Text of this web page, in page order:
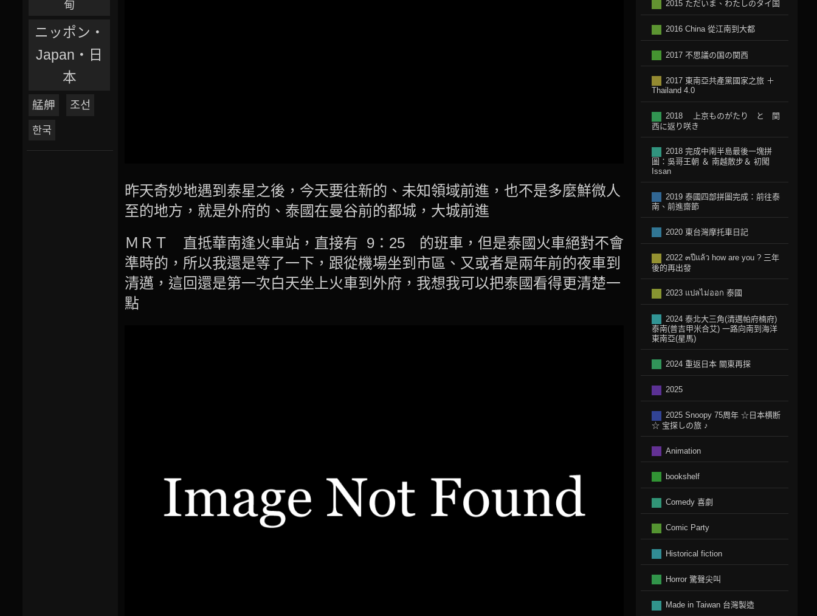
昨天奇妙地遇到泰星之後，今天要往新的、未知領域前進，也不是多麼鮮微人
至的地方，就是外府的、泰國在曼谷前的都城，大城前進
ＭＲＴ 直抵華南逢火車站，直接有 9：25 的班車，但是泰國火車絕對不會
準時的，所以我還是等了一下，跟從機場坐到市區、又或者是兩年前的夜車到
清邁，這回還是第一次白天坐上火車到外府，我想我可以把泰國看得更清楚一
點
2015 ただいま、わたしのタイ国
2016 China 從江南到大都
2017 不思議の国の関西
2017 東南亞共產黨國家之旅 ＋
Thailand 4.0
2018 上京ものがたり と 関
西に返り咲き
2018 完成中南半島最後一塊拼
圖：吳哥王朝 ＆ 南越散步＆ 初闖
Issan
2019 泰國四部拼圖完成：前往泰
南、前進齋節
2020 東台灣摩托車日記
2022 ๓ปีแล้ว how are you ? 三年
後的再出發
2023 แปลไม่ออก 泰國
2024 泰北大三角(清邁帕府楠府)
泰南(普吉甲米合艾) 一路向南到海洋
東南亞(星馬)
2024 重返日本 關東再探
2025
2025 Snoopy 75周年 ☆日本横断
☆ 宝探しの旅 ♪
Animation
bookshelf
Comedy 喜劇
Comic Party
Historical fiction
Horror 驚聲尖叫
Made in Taiwan 台灣製造
甸
ニッポン‧
Japan‧日
本
艋舺 조선
한국